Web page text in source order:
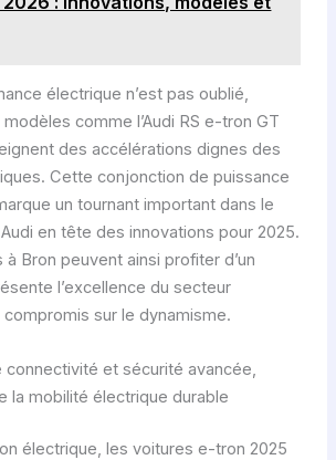
électrique n’est pas oublié,
comme l’Audi RS e-tron GT
des accélérations dignes des
Cette conjonction de puissance
un tournant important dans le
en tête des innovations pour 2025.
Bron peuvent ainsi profiter d’un
l’excellence du secteur
sur le dynamisme.
connectivité et sécurité avancée,
la mobilité électrique durable
électrique, les voitures e-tron 2025